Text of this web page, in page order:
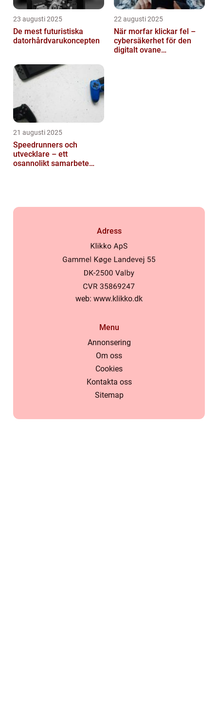
23 augusti 2025
De mest futuristiska
datorhårdvarukoncepten
22 augusti 2025
När morfar klickar fel –
cybersäkerhet för den
digitalt ovane
21 augusti 2025
Speedrunners och
utvecklare – ett
osannolikt samarbete
Adress
web: www.klikko.dk
Menu
Annonsering
Om oss
Cookies
Kontakta oss
Sitemap